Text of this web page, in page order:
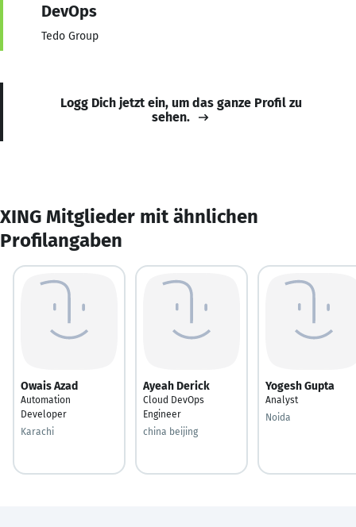
DevOps
Tedo Group
Logg Dich jetzt ein, um das ganze Profil zu
sehen.
XING Mitglieder mit ähnlichen
Profilangaben
Owais Azad
Automation
Developer
Karachi
Ayeah Derick
Cloud DevOps
Engineer
china beijing
Yogesh Gupta
Analyst
Noida